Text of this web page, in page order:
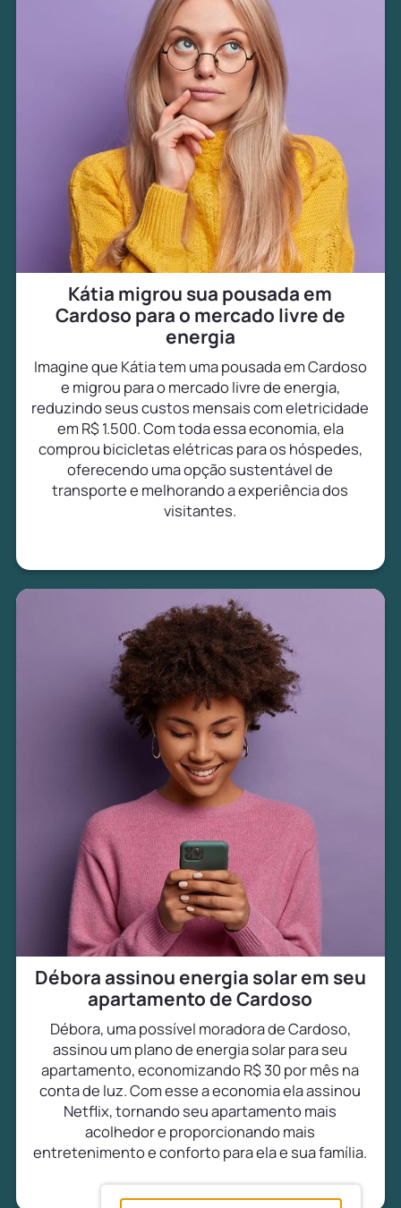
Kátia migrou sua pousada em
Cardoso para o mercado livre de
energia
Imagine que Kátia tem uma pousada em Cardoso
e migrou para o mercado livre de energia,
reduzindo seus custos mensais com eletricidade
em R$ 1.500. Com toda essa economia, ela
comprou bicicletas elétricas para os hóspedes,
oferecendo uma opção sustentável de
transporte e melhorando a experiência dos
visitantes.
Débora assinou energia solar em seu
apartamento de Cardoso
Débora, uma possível moradora de Cardoso,
assinou um plano de energia solar para seu
apartamento, economizando R$ 30 por mês na
conta de luz. Com esse a economia ela assinou
Netflix, tornando seu apartamento mais
acolhedor e proporcionando mais
entretenimento e conforto para ela e sua família.